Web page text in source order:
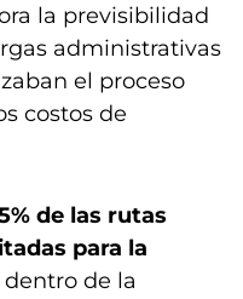
la previsibilidad
administrativas
el proceso
costos de
de las rutas
para la
dentro de la